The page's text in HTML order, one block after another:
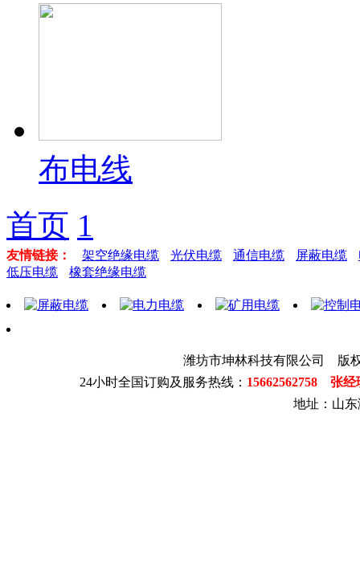
布电线
首页 1
友情链接： 架空绝缘电缆 光伏电缆 通信电缆 屏蔽电缆
低压电缆
橡套绝缘电缆
潍坊市坤林科技有限公司 版
24小时全国订购及服务热线： 15662562758 张
地址：山